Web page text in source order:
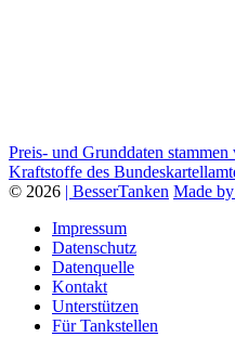
Preis- und Grunddaten
Kraftstoffe des
© 2026 | BesserTanken Made
Impressum
Datenschutz
Datenquelle
Kontakt
Unterstützen
Für Tankstellen